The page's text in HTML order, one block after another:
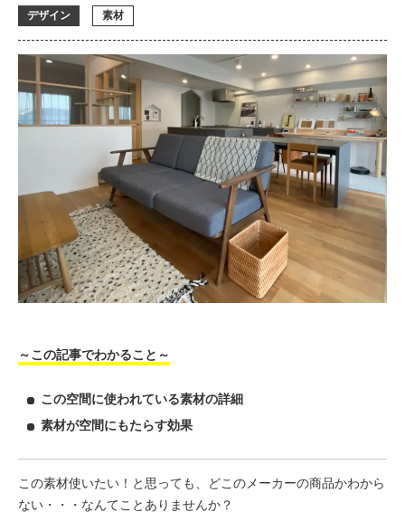
デザイン 素材
～この記事でわかること～
この空間に使われている素材の詳細
素材が空間にもたらす効果
この素材使いたい！と思っても、どこのメーカーの商品かわから
ない・・・なんてことありませんか？